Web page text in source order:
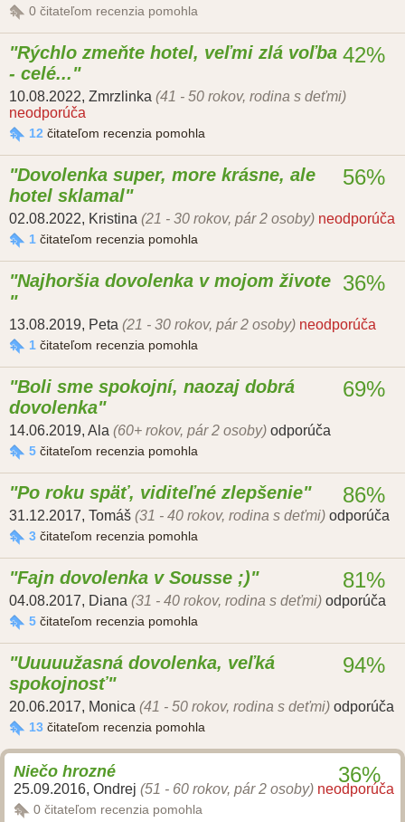
0 čitateľom recenzia pomohla
Rýchlo zmeňte hotel, veľmi zlá voľba
- celé...
10.08.2022, Zmrzlinka (41 - 50 rokov, rodina s deťmi)
neodporúča
12 čitateľom recenzia pomohla
42%
Dovolenka super, more krásne, ale
hotel sklamal
02.08.2022, Kristina (21 - 30 rokov, pár 2 osoby) neodporúča
1 čitateľom recenzia pomohla
56%
Najhoršia dovolenka v mojom živote
13.08.2019, Peta (21 - 30 rokov, pár 2 osoby) neodporúča
1 čitateľom recenzia pomohla
36%
Boli sme spokojní, naozaj dobrá
dovolenka
14.06.2019, Ala (60+ rokov, pár 2 osoby) odporúča
5 čitateľom recenzia pomohla
69%
Po roku späť, viditeľné zlepšenie
31.12.2017, Tomáš (31 - 40 rokov, rodina s deťmi) odporúča
3 čitateľom recenzia pomohla
86%
Fajn dovolenka v Sousse ;)
04.08.2017, Diana (31 - 40 rokov, rodina s deťmi) odporúča
5 čitateľom recenzia pomohla
81%
Uuuuužasná dovolenka, veľká
spokojnosť
20.06.2017, Monica (41 - 50 rokov, rodina s deťmi) odporúča
13 čitateľom recenzia pomohla
94%
Niečo hrozné
25.09.2016, Ondrej (51 - 60 rokov, pár 2 osoby) neodporúča
0 čitateľom recenzia pomohla
36%